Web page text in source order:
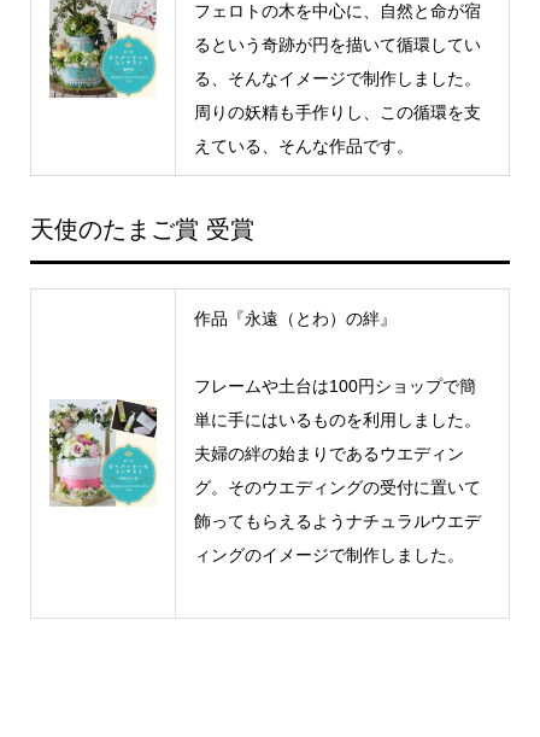
フェロトの木を中心に、自然と命が宿
るという奇跡が円を描いて循環してい
る、そんなイメージで制作しました。
周りの妖精も手作りし、この循環を支
えている、そんな作品です。
天使のたまご賞 受賞
作品『永遠（とわ）の絆』
フレームや土台は100円ショップで簡
単に手にはいるものを利用しました。
夫婦の絆の始まりであるウエディン
グ。そのウエディングの受付に置いて
飾ってもらえるようナチュラルウエデ
ィングのイメージで制作しました。